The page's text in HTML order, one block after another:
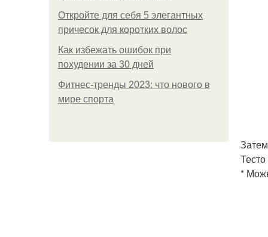
Откройте для себя 5 элегантных
причесок для коротких волос
Как избежать ошибок при
похудении за 30 дней
Фитнес-тренды 2023: что нового в
мире спорта
*